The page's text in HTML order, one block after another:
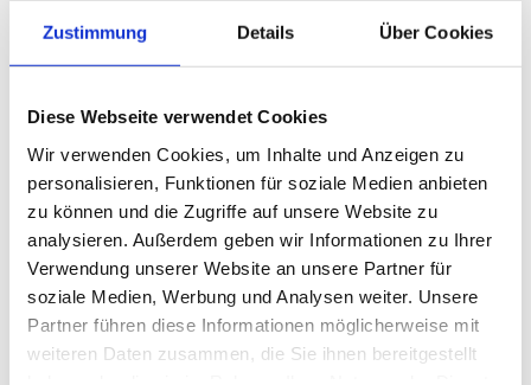
Zustimmung Details Über Cookies
Diese Webseite verwendet Cookies
Wir verwenden Cookies, um Inhalte und Anzeigen zu
personalisieren, Funktionen für soziale Medien anbieten
zu können und die Zugriffe auf unsere Website zu
analysieren. Außerdem geben wir Informationen zu Ihrer
Verwendung unserer Website an unsere Partner für
soziale Medien, Werbung und Analysen weiter. Unsere
Partner führen diese Informationen möglicherweise mit
weiteren Daten zusammen, die Sie ihnen bereitgestellt
Estelle
G
Golden Head
Guzini
Gianni Conti
Gigi Fratelli
H
Harbour 2nd
Hedgren
HGL
Heinrich Sieber